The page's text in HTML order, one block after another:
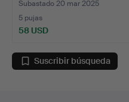
Subastado 20 mar 2025
5 pujas
58 USD
Suscribir búsqueda